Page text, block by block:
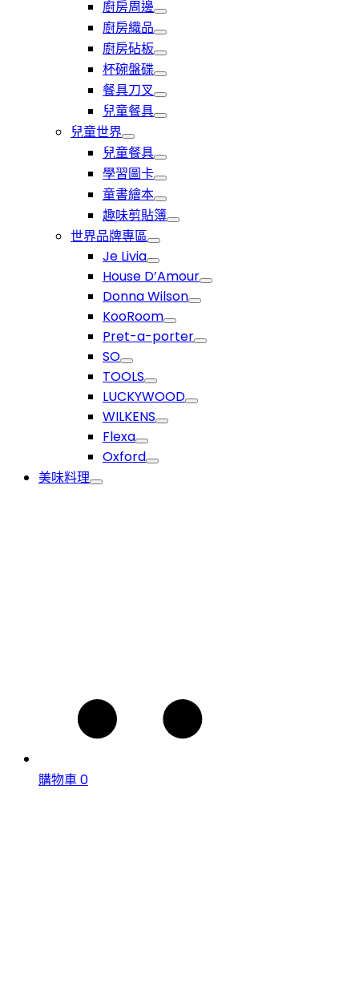
廚房周邊
廚房織品
廚房砧板
杯碗盤碟
餐具刀叉
兒童餐具
兒童世界
兒童餐具
學習圖卡
童書繪本
趣味剪貼簿
世界品牌專區
Je Livia
House D’Amour
Donna Wilson
KooRoom
Pret-a-porter
SO
TOOLS
LUCKYWOOD
WILKENS
Flexa
Oxford
美味料理
購物車0